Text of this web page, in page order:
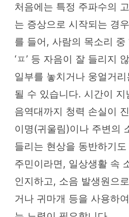
처음에는 특정 주파수의
는 증상으로 시작되는 경
를 들어, 사람의 목소리 중 ‘ㅅ
‘ㅍ’ 등 자음이 잘 들리지
일부를 놓치거나 웅얼거
될 수 있습니다. 시간이 지
음역대까지 청력 손실이
이명(귀울림)이나 주변의
들리는 현상을 동반하기
주민이라면, 일상생활 속
인지하고, 소음 발생원으
거나 귀마개 등을 사용하